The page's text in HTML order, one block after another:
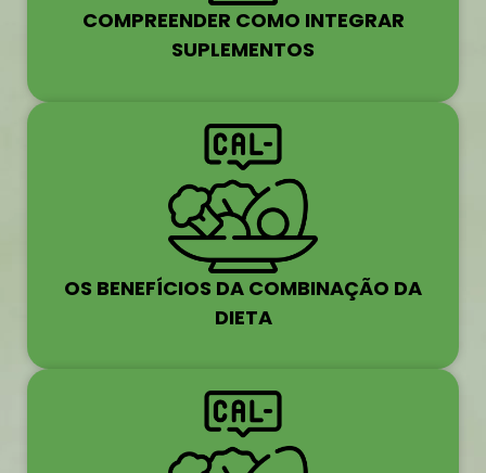
COMPREENDER COMO INTEGRAR
SUPLEMENTOS
OS BENEFÍCIOS DA COMBINAÇÃO DA
DIETA